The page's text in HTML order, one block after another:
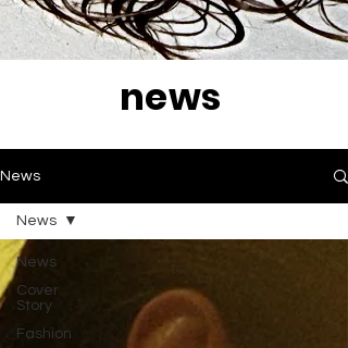
news
News
News
Cover
Story
Fashion
News